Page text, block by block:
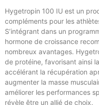
Hygetropin 100 IU est un
compléments pour les
S’intégrant dans un
hormone de croissance
nombreux avantages.
de protéine, favorisant ainsi
accélérant la récupération
augmenter la masse
améliorer les performances
révèle être un allié de choix.